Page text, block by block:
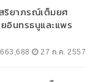
ริยาภรณ์เต็มยศ
อินทรธนูและแพร
663,688 27 ก.ค. 2557